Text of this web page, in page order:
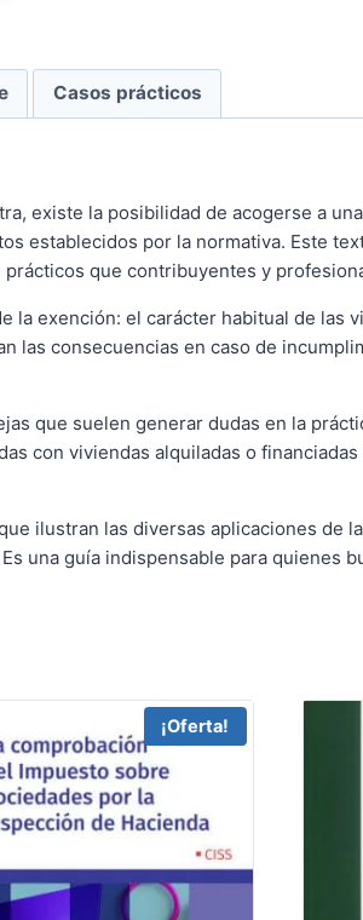
Casos prácticos
existe la posibilidad de acogerse a
establecidos por la normativa. Este
que contribuyentes y
la exención: el carácter habitual de
las consecuencias en caso de
que suelen generar dudas en la
con viviendas alquiladas o
ilustran las diversas aplicaciones
una guía indispensable para quienes
¡Oferta!